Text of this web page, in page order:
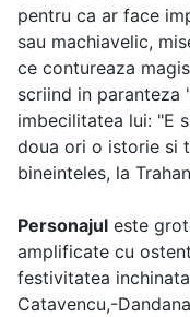
pentru ca ar face
sau machiavelic,
ce contureaza
scriind in paranteza
imbecilitatea lui: "E
doua ori o istorie si
bineinteles, la
Personajul este
amplificate cu
festivitatea
Catavencu,-